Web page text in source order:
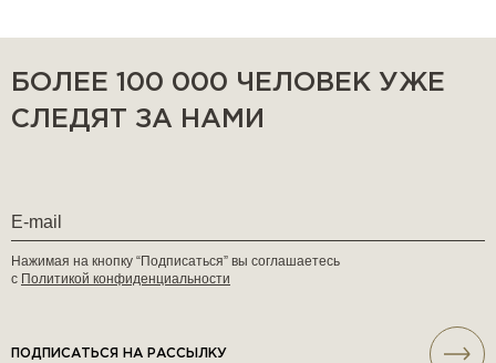
БОЛЕЕ 100 000 ЧЕЛОВЕК УЖЕ
СЛЕДЯТ ЗА НАМИ
Нажимая на кнопку “Подписаться” вы соглашаетесь
с Политикой конфиденциальности
ПОДПИСАТЬСЯ НА РАССЫЛКУ